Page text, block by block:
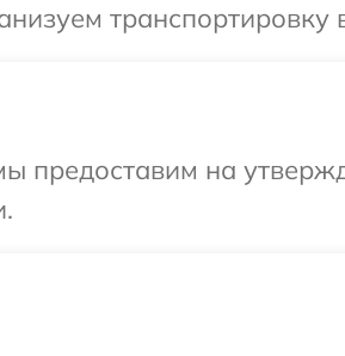
транспортировку
предоставим на